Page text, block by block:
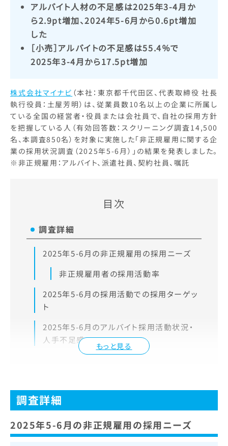
アルバイト人材の不足感は2025年3-4月か
ら2.9pt増加、2024年5-6月から0.6pt増加
した
［小売］アルバイトの不足感は55.4％で
2025年3-4月から17.5pt増加
株式会社マイナビ （本社：東京都千代田区、代表取締役 社長
執行役員：土屋芳明）は、従業員数10名以上の企業に所属し
ている全国の経営者・役員または会社員で、自社の採用方針
を把握している人（有効回答数：スクリーニング調査14,500
名、本調査850名）を対象に実施した「非正規雇用に関する企
業の採用状況調査（2025年5-6月）」の結果を発表しました。
※非正規雇用：アルバイト、派遣社員、契約社員、嘱託
目次
もっと見る
調査詳細
2025年5-6月の非正規雇用の採用ニーズ
非正規雇用者の採用活動率
2025年5-6月の採用活動での採用ターゲッ
ト
2025年5-6月のアルバイト採用活動状況・
人手不足感
調査詳細
2025年5-6月の非正規雇用の採用ニーズ